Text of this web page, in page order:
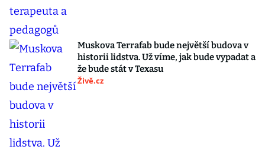
Muskova Terrafab bude největší budova v
historii lidstva. Už víme, jak bude vypadat a
že bude stát v Texasu
Živě.cz